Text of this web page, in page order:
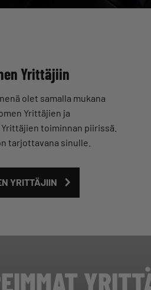
Yrittäjiin
olet samalla mukana
Yrittäjien ja
toiminnan piirissä.
tarjottavana sinulle.
YRITTÄJIIN